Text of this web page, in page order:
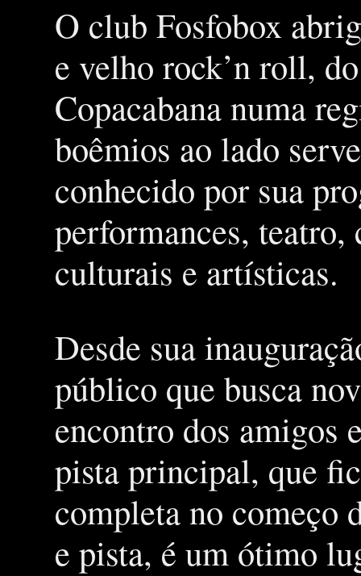
O club Fosfobox
e velho rock’n roll,
Copacabana numa
boêmios ao lado
conhecido por sua
performances, teatro,
culturais e artísticas.
Desde sua
público que busca
encontro dos amigos
pista principal, que
completa no começo
e pista, é um ótimo